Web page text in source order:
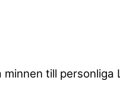
till personliga